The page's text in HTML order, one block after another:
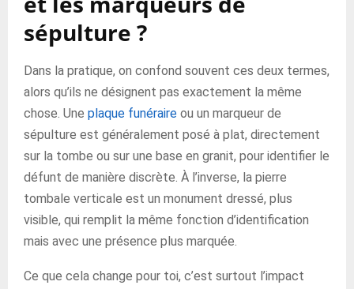
sépulture ?
Dans la pratique, on confond souvent ces deux termes,
alors qu’ils ne désignent pas exactement la même
chose. Une plaque funéraire ou un marqueur de
sépulture est généralement posé à plat, directement
sur la tombe ou sur une base en granit, pour identifier le
défunt de manière discrète. À l’inverse, la pierre
tombale verticale est un monument dressé, plus
visible, qui remplit la même fonction d’identification
mais avec une présence plus marquée.
Ce que cela change pour toi, c’est surtout l’impact